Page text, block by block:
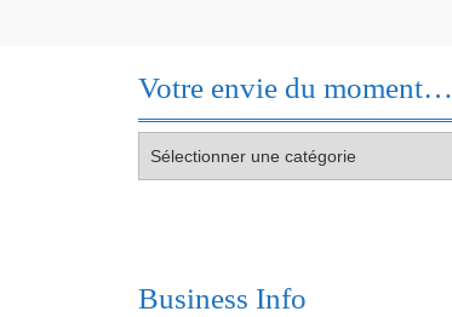
Votre envie du moment…
envie
Business Info